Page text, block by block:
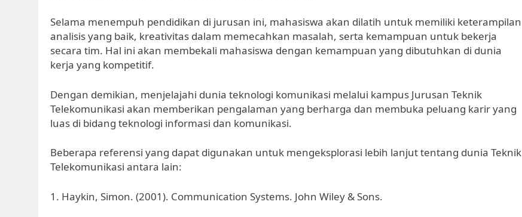
Selama menempuh pendidikan di jurusan ini, mahasiswa akan dilatih untuk memiliki keterampilan
analisis yang baik, kreativitas dalam memecahkan masalah, serta kemampuan untuk bekerja
secara tim. Hal ini akan membekali mahasiswa dengan kemampuan yang dibutuhkan di dunia
kerja yang kompetitif.
Dengan demikian, menjelajahi dunia teknologi komunikasi melalui kampus Jurusan Teknik
Telekomunikasi akan memberikan pengalaman yang berharga dan membuka peluang karir yang
luas di bidang teknologi informasi dan komunikasi.
Beberapa referensi yang dapat digunakan untuk mengeksplorasi lebih lanjut tentang dunia Teknik
Telekomunikasi antara lain:
1. Haykin, Simon. (2001). Communication Systems. John Wiley & Sons.